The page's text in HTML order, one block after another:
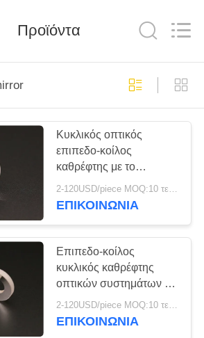
Προϊόντα
Κυκλικός οπτικός
επιπεδο-κοίλος
καθρέφτης με το
ασημένιο επίστρωμα,
σειρά διαμέτρων
2-120USD/piece MOQ:10 τεμάχια
ΕΠΙΚΟΙΝΩΝΊΑ
Επιπεδο-κοίλος
κυκλικός καθρέφτης
οπτικών συστημάτων με
το ασημένιο επίστρωμα
2-120USD/piece MOQ:10 τεμάχια
ΕΠΙΚΟΙΝΩΝΊΑ